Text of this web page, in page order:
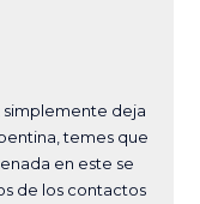
simplemente deja
temes que
en este se
de los contactos